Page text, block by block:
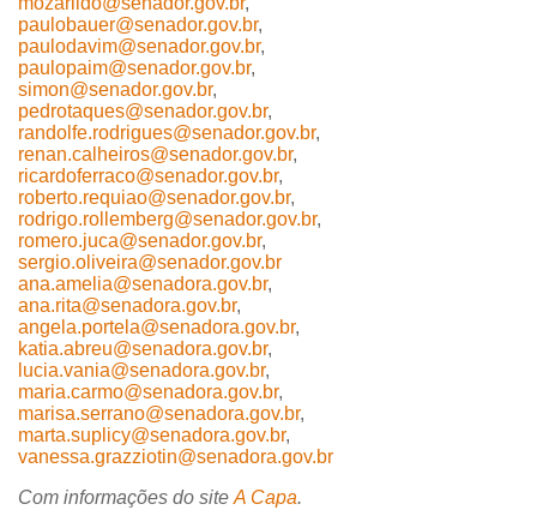
paulobauer@senador.gov.br,
paulodavim@senador.gov.br,
paulopaim@senador.gov.br,
simon@senador.gov.br,
pedrotaques@senador.gov.br,
randolfe.rodrigues@senador.gov.br,
renan.calheiros@senador.gov.br,
ricardoferraco@senador.gov.br,
roberto.requiao@senador.gov.br,
rodrigo.rollemberg@senador.gov.br,
romero.juca@senador.gov.br,
sergio.oliveira@senador.gov.br
ana.amelia@senadora.gov.br,
ana.rita@senadora.gov.br,
angela.portela@senadora.gov.br,
katia.abreu@senadora.gov.br,
lucia.vania@senadora.gov.br,
maria.carmo@senadora.gov.br,
marisa.serrano@senadora.gov.br,
marta.suplicy@senadora.gov.br,
vanessa.grazziotin@senadora.gov.br
Com informações do site A Capa.